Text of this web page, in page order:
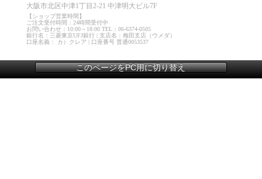
大阪市北区中津1丁目2-21 中津明大ビル7F
【ショップ営業時間】
ご注文受付時間：24時間受付中
お問い合わせ：10:00～18:00 TEL：06-6374-0505
銀行名：三菱東京UFJ銀行 | 支店名：梅田支店（ウメダ）
口座名義： カ）クレア | 口座番号 普通0053537
このページをPC用に切り替え